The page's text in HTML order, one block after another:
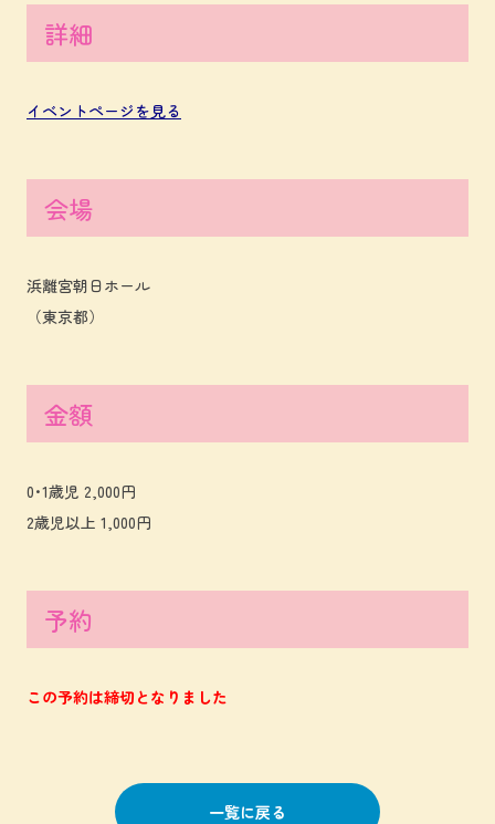
詳細
イベントページを見る
会場
浜離宮朝日ホール
（東京都）
金額
0･1歳児 2,000円
2歳児以上 1,000円
予約
この予約は締切となりました
一覧に戻る